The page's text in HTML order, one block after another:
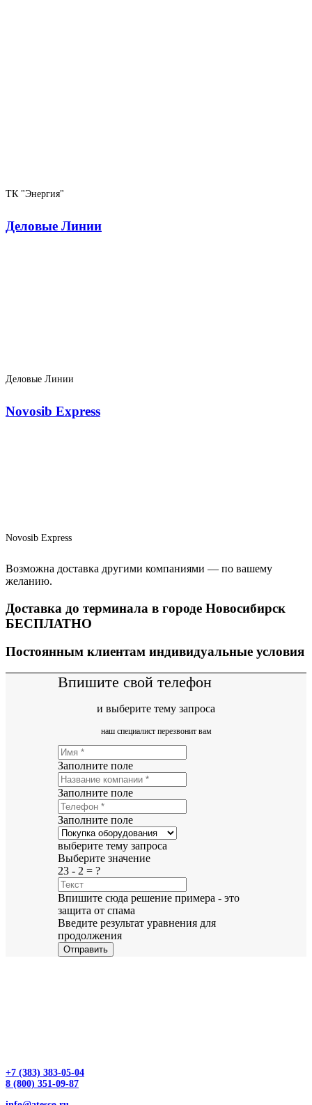
ТК "Энергия"
Деловые Линии
Деловые Линии
Novosib Express
Novosib Express
Возможна доставка другими компаниями — по вашему
желанию.
Доставка до терминала в городе Новосибирск
БЕСПЛАТНО
Постоянным клиентам индивидуальные условия
Впишите свой телефон
и выберите тему запроса
наш специалист перезвонит вам
Заполните поле
Заполните поле
Заполните поле
выберите тему запроса
Выберите значение
23 - 2 = ?
Впишите сюда решение примера - это
защита от спама
Введите результат уравнения для
продолжения
Отправить
+7 (383) 383-05-04
8 (800) 351-09-87